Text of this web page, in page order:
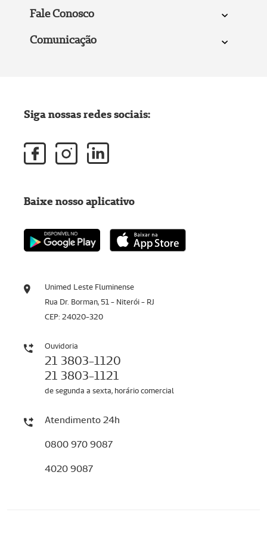
Fale Conosco
Comunicação
Unimed Leste Fluminense
Rua Dr. Borman, 51 - Niterói - RJ
CEP: 24020-320
Ouvidoria
21 3803-1120
21 3803-1121
de segunda a sexta, horário comercial
Atendimento 24h
0800 970 9087
4020 9087
Siga nossas redes sociais:
Baixe nosso aplicativo